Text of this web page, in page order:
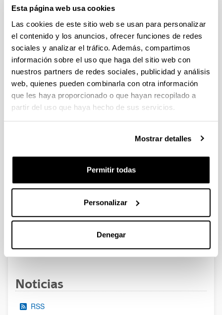
Esta página web usa cookies
Las cookies de este sitio web se usan para personalizar
el contenido y los anuncios, ofrecer funciones de redes
sociales y analizar el tráfico. Además, compartimos
información sobre el uso que haga del sitio web con
nuestros partners de redes sociales, publicidad y análisis
web, quienes pueden combinarla con otra información
que les haya proporcionado o que hayan recopilado a
partir del uso que haya hecho de sus servicios.
Mostrar detalles
Permitir todas
Personalizar
Denegar
FUNDACION LA CAIXA JUNIOR LEADER RETAINING
PROGRAMME 2027
Trámite abierto
CONVOCATORIA PARA LA CONTRATACIÓN DE
PERSONAL INVESTIGADOR DOCTOR EN LA UPV/EHU
(2026)
Trámite abierto (Plazo de presentación de solicitudes: 03/06/2026 -
25/06/2026 23:59)
CONVOCATORIA 2026-I PARA LA CONTRATACIÓN DE
PERSONAL INVESTIGADOR EN FORMACIÓN EN LA EHU
GRUPO/PROYECTO DE INVESTIGACIÓN
09/07/2026: Fase 2. Resolución Definitiva de concedidos y
denegados
Página
1 Página
2 Página
3 ...Páginas intermedias Use TAB
Página
95
Noticias
RSS